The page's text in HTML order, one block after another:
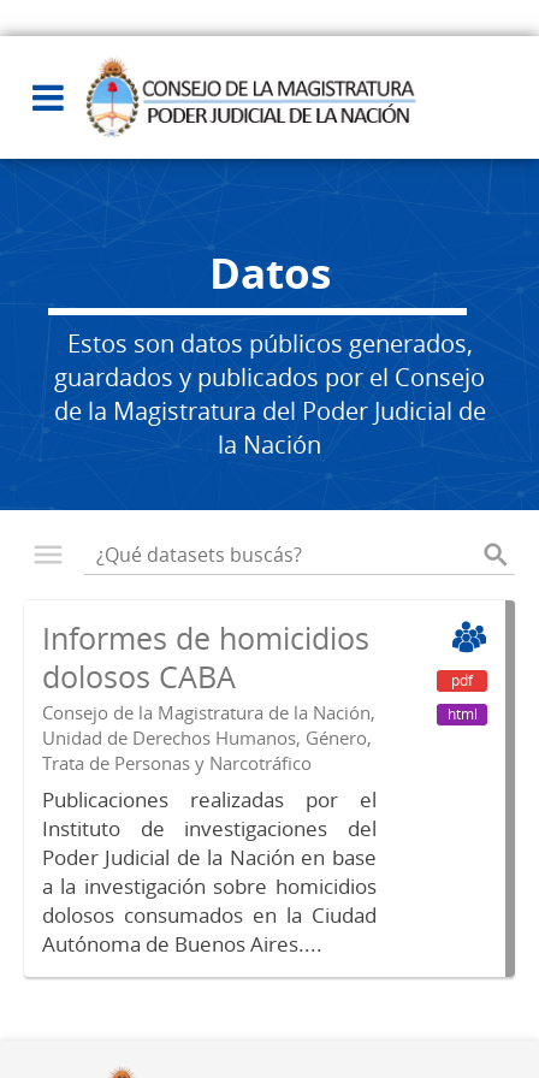
Datos
Estos son datos públicos generados,
guardados y publicados por el Consejo
de la Magistratura del Poder Judicial de
la Nación
Informes de homicidios
dolosos CABA
Consejo de la Magistratura de la Nación,
Unidad de Derechos Humanos, Género,
Trata de Personas y Narcotráfico
Publicaciones realizadas por el
Instituto de investigaciones del
Poder Judicial de la Nación en base
a la investigación sobre homicidios
dolosos consumados en la Ciudad
Autónoma de Buenos Aires....
pdf
html